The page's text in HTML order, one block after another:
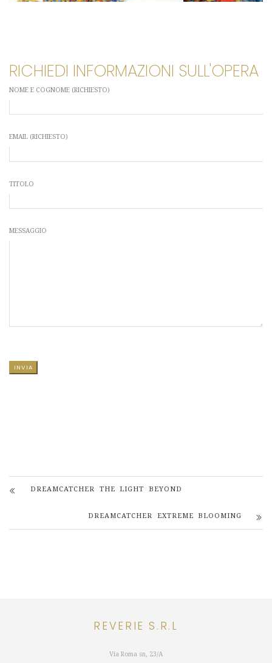
RICHIEDI INFORMAZIONI SULL'OPERA
NOME E COGNOME (RICHIESTO)
EMAIL (RICHIESTO)
TITOLO
MESSAGGIO
DREAMCATCHER THE LIGHT BEYOND
DREAMCATCHER EXTREME BLOOMING
REVERIE S.R.L
Via Roma sn, 23/A